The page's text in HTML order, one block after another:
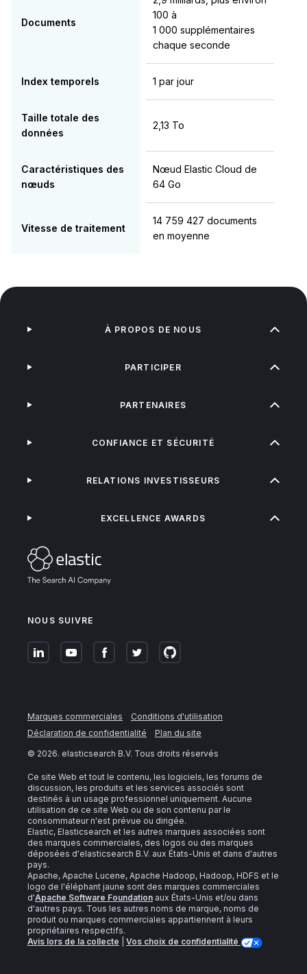
Documents
100 à
1 000 supplémentaires
chaque seconde
Index temporels 1 par jour
Taille totale des
données
2,13 To
Caractéristiques des
nœuds
Nœud Elastic Cloud de
64 Go
Vitesse de traitement
14 759 427 documents
en moyenne
NOUS SUIVRE
À PROPOS DE NOUS
PARTICIPER
PARTENAIRES
CONFIANCE ET SÉCURITÉ
RELATIONS INVESTISSEURS
EXCELLENCE AWARDS
Marques commerciales
Conditions d'utilisation
Déclaration de confidentialité
Plan du site
© 2026. elasticsearch B.V. Tous droits réservés
Ce site Web et tout le contenu, les logiciels, les forums de
discussion, les produits et les services associés sont
destinés à un usage professionnel uniquement. Aucune
utilisation de ce site Web ou de son contenu par le
consommateur n'est prévue ou dirigée.
Elastic, Elasticsearch et les autres marques associées sont
des marques commerciales, des logos ou des marques
déposées d'elasticsearch B.V. aux États-Unis et dans d'autres
pays.
Apache, Apache Lucene, Apache Hadoop, Hadoop, HDFS et le
logo de l'éléphant jaune sont des marques commerciales
d'Apache Software Foundation aux États-Unis et/ou dans
d'autres pays. Tous les autres noms de marque, noms de
produit ou marques commerciales appartiennent à leurs
propriétaires respectifs.
Avis lors de la collecte
Vos choix de confidentialité